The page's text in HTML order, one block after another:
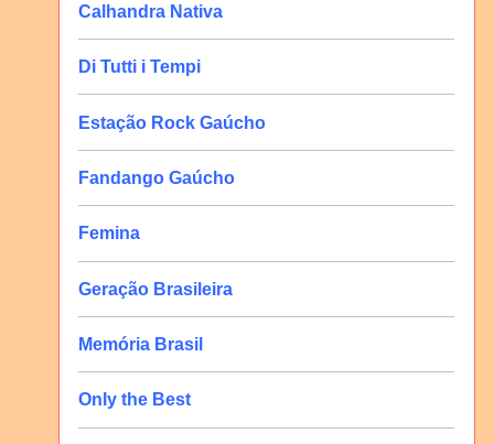
Calhandra Nativa
Di Tutti i Tempi
Estação Rock Gaúcho
Fandango Gaúcho
Femina
Geração Brasileira
Memória Brasil
Only the Best